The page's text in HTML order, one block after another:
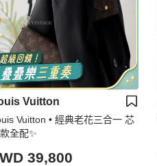
Vuitton
Vuitton • 經典老花三合一 芯
全配✨
39,800